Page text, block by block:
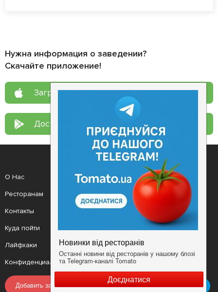
Нужна информация о заведении?
Скачайте приложение!
Загрузите в App Store
Доступно в Google Play
О Нас
Ресторанам
Контакты
Куда пойти
Лайфхаки
Конфиденциальность
Рецепт дня
Новости
Анонсы
Мобильное приложение
Условия
Добавить заведение